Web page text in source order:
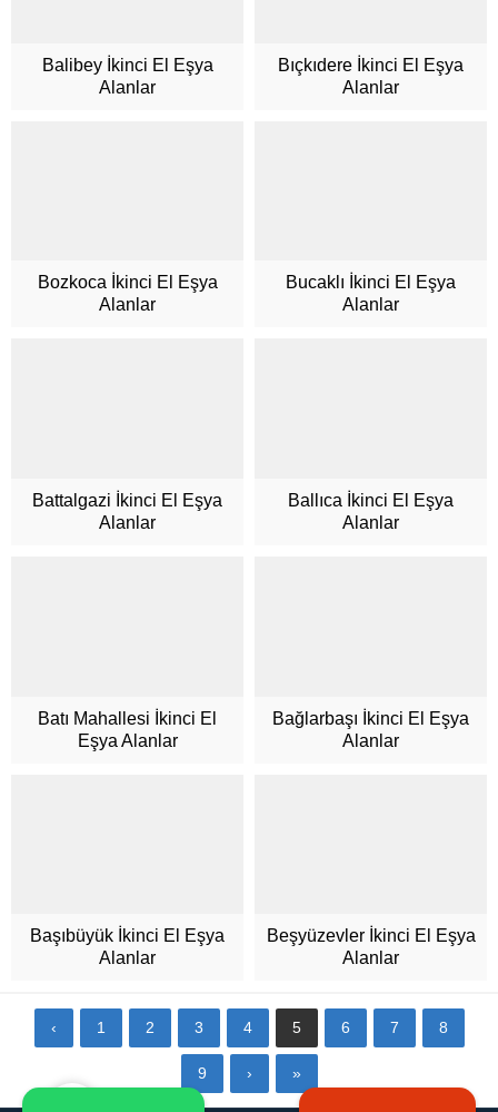
Balibey İkinci El Eşya
Alanlar
Bıçkıdere İkinci El Eşya
Alanlar
Bozkoca İkinci El Eşya
Alanlar
Bucaklı İkinci El Eşya
Alanlar
Battalgazi İkinci El Eşya
Alanlar
Ballıca İkinci El Eşya
Alanlar
Batı Mahallesi İkinci El
Eşya Alanlar
Bağlarbaşı İkinci El Eşya
Alanlar
Başıbüyük İkinci El Eşya
Alanlar
Beşyüzevler İkinci El Eşya
Alanlar
‹ 1 2 3 4 5 6 7 8
9 › »